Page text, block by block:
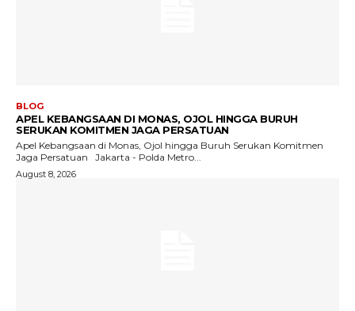
BLOG
APEL KEBANGSAAN DI MONAS, OJOL HINGGA BURUH
SERUKAN KOMITMEN JAGA PERSATUAN
Apel Kebangsaan di Monas, Ojol hingga Buruh Serukan Komitmen
Jaga Persatuan Jakarta - Polda Metro...
August 8, 2026